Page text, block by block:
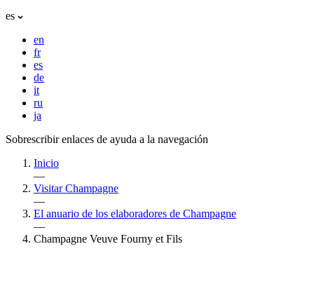
es
en
fr
es
de
it
ru
ja
Sobrescribir enlaces de ayuda a la navegación
Inicio
—
Visitar Champagne
—
El anuario de los elaboradores de Champagne
—
Champagne Veuve Fourny et Fils